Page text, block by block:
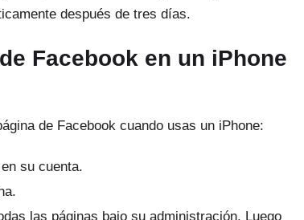
después de tres días.
Facebook en un iPhone
de Facebook cuando usas un iPhone:
su cuenta.
las páginas bajo su administración. Luego